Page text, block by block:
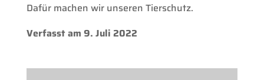
Dafür machen wir unseren Tierschutz.
Verfasst am 9. Juli 2022